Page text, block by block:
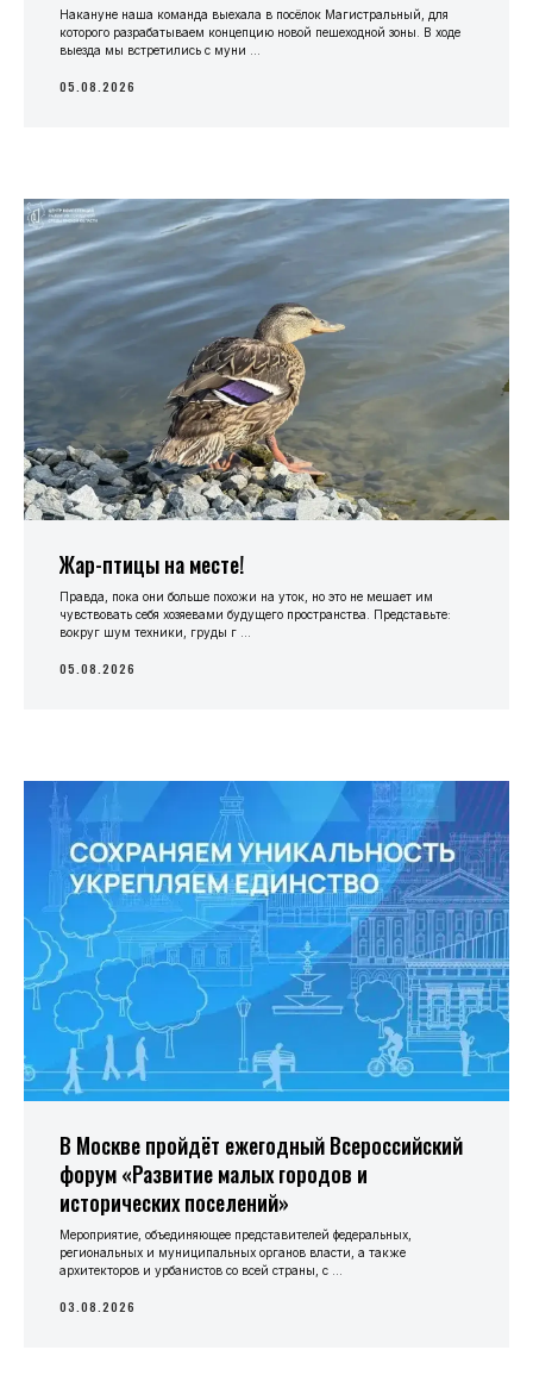
Накануне наша команда выехала в посёлок Магистральный, для
которого разрабатываем концепцию новой пешеходной зоны. В ходе
выезда мы встретились с муни ...
05.08.2026
Жар-птицы на месте!
Правда, пока они больше похожи на уток, но это не мешает им
чувствовать себя хозяевами будущего пространства. Представьте:
вокруг шум техники, груды г ...
05.08.2026
В Москве пройдёт ежегодный Всероссийский
форум «Развитие малых городов и
исторических поселений»
Мероприятие, объединяющее представителей федеральных,
региональных и муниципальных органов власти, а также
архитекторов и урбанистов со всей страны, с ...
03.08.2026